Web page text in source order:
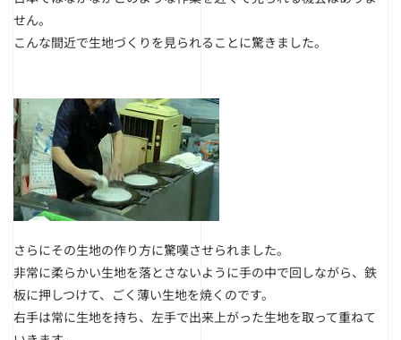
せん。
こんな間近で生地づくりを見られることに驚きました。
さらにその生地の作り方に驚嘆させられました。
非常に柔らかい生地を落とさないように手の中で回しながら、鉄
板に押しつけて、ごく薄い生地を焼くのです。
右手は常に生地を持ち、左手で出来上がった生地を取って重ねて